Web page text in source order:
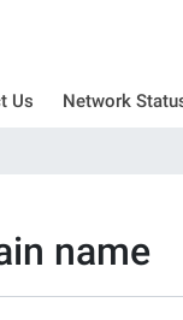
Network
Us
name